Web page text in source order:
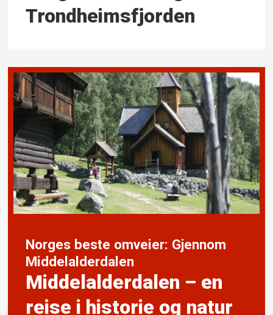
Trondheimsfjorden
Norges beste omveier: Gjennom
Middelalderdalen
Middelalderdalen – en
reise i historie og natur